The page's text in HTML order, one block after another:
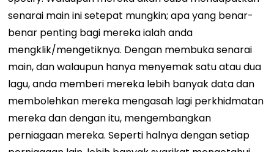
senarai main ini setepat mungkin; apa yang benar-
benar penting bagi mereka ialah anda
mengklik/mengetiknya. Dengan membuka senarai
main, dan walaupun hanya menyemak satu atau dua
lagu, anda memberi mereka lebih banyak data dan
membolehkan mereka mengasah lagi perkhidmatan
mereka dan dengan itu, mengembangkan
perniagaan mereka. Seperti halnya dengan setiap